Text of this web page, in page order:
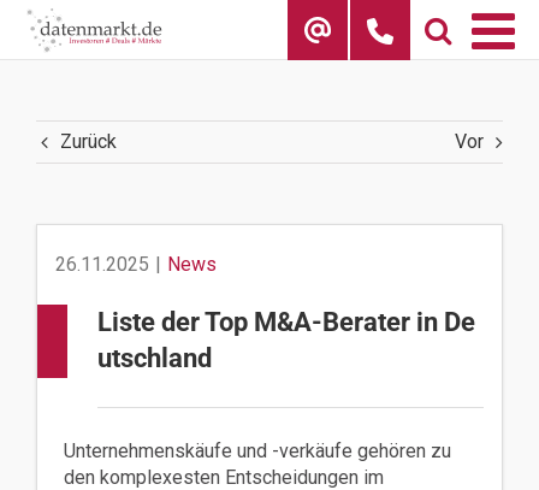
Skip
Zurück Vor
26.11.2025 | News
Liste der Top M&A-Berater in De
utschland
Unternehmenskäufe und -verkäufe gehören zu
den komplexesten Entscheidungen im